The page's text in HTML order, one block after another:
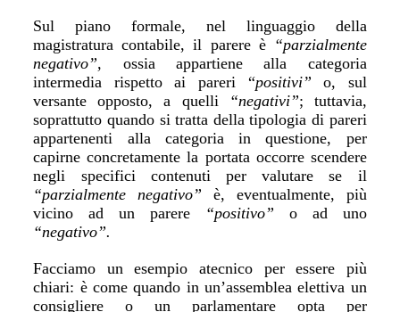
Sul piano formale, nel linguaggio della
magistratura contabile, il parere è “parzialmente
negativo”, ossia appartiene alla categoria
intermedia rispetto ai pareri “positivi”o, sul
versante opposto, a quelli
“negativi”; tuttavia,
soprattutto quando si tratta della tipologia di pareri
appartenenti alla categoria in questione, per
capirne concretamente la portata occorre scendere
negli specifici contenuti per valutare se il
“parzialmente negativo” è, eventualmente, più
vicino ad un parere
“positivo” o ad uno
“negativo”.
Facciamo un esempio atecnico per essere più
chiari: è come quando in un’assemblea elettiva un
consigliere o un parlamentare opta per